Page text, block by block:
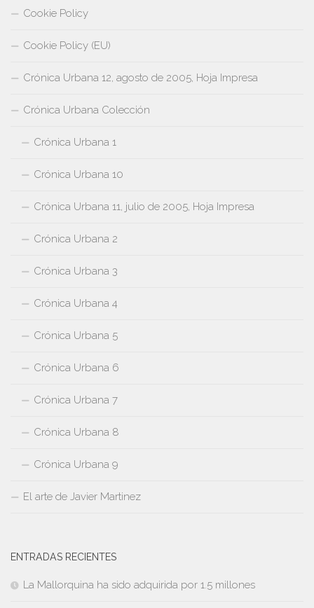
Cookie Policy
Cookie Policy (EU)
Crónica Urbana 12, agosto de 2005, Hoja Impresa
Crónica Urbana Colección
Crónica Urbana 1
Crónica Urbana 10
Crónica Urbana 11, julio de 2005, Hoja Impresa
Crónica Urbana 2
Crónica Urbana 3
Crónica Urbana 4
Crónica Urbana 5
Crónica Urbana 6
Crónica Urbana 7
Crónica Urbana 8
Crónica Urbana 9
El arte de Javier Martinez
ENTRADAS RECIENTES
La Mallorquina ha sido adquirida por 1.5 millones